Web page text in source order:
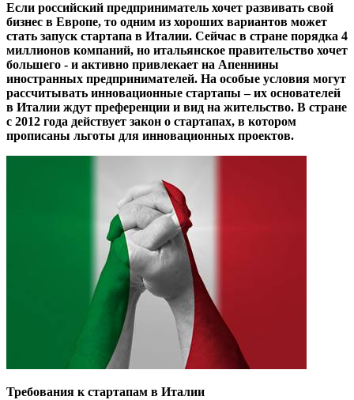
Если российский предприниматель хочет развивать свой
бизнес в Европе, то одним из хороших вариантов может
стать запуск стартапа в Италии. Сейчас в стране порядка 4
миллионов компаний, но итальянское правительство хочет
большего - и активно привлекает на Апеннины
иностранных предпринимателей. На особые условия могут
рассчитывать инновационные стартапы – их основателей
в Италии ждут преференции и вид на жительство. В стране
с 2012 года действует закон о стартапах, в котором
прописаны льготы для инновационных проектов.
Требования к стартапам в Италии